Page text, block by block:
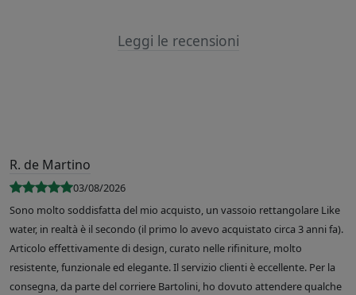
Leggi le recensioni
R. de Martino
03/08/2026
Sono molto soddisfatta del mio acquisto, un vassoio rettangolare Like
water, in realtà è il secondo (il primo lo avevo acquistato circa 3 anni fa).
Articolo effettivamente di design, curato nelle rifiniture, molto
resistente, funzionale ed elegante. Il servizio clienti è eccellente. Per la
consegna, da parte del corriere Bartolini, ho dovuto attendere qualche